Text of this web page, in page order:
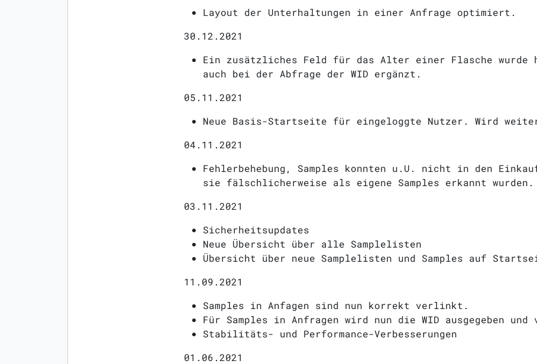
Layout der Unterhaltungen in einer Anfrage optimiert.
30.12.2021
Ein zusätzliches Feld für das Alter einer Flasche wurde
auch bei der Abfrage der WID ergänzt.
05.11.2021
Neue Basis-Startseite für eingeloggte Nutzer. Wird
04.11.2021
Fehlerbehebung, Samples konnten u.U. nicht in den
sie fälschlicherweise als eigene Samples erkannt wurden.
03.11.2021
Sicherheitsupdates
Neue Übersicht über alle Samplelisten
Übersicht über neue Samplelisten und Samples auf
11.09.2021
Samples in Anfagen sind nun korrekt verlinkt.
Für Samples in Anfragen wird nun die WID ausgegeben
Stabilitäts- und Performance-Verbesserungen
01.06.2021